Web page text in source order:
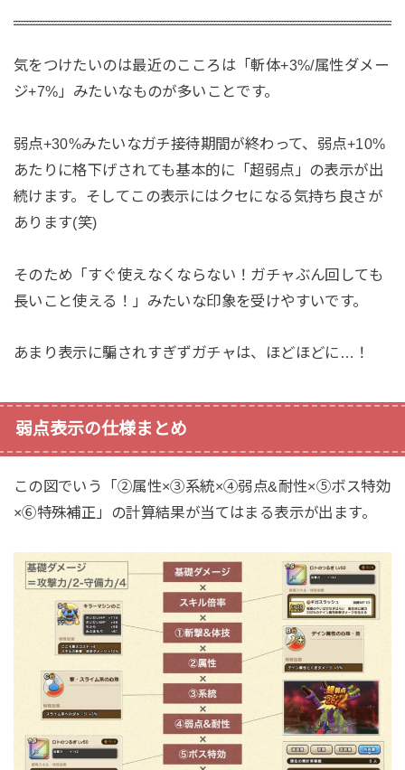
気をつけたいのは最近のこころは「斬体+3%/属性ダメー
ジ+7%」みたいなものが多いことです。
弱点+30%みたいなガチ接待期間が終わって、弱点+10%
あたりに格下げされても基本的に「超弱点」の表示が出
続けます。そしてこの表示にはクセになる気持ち良さが
あります(笑)
そのため「すぐ使えなくならない！ガチャぶん回しても
長いこと使える！」みたいな印象を受けやすいです。
あまり表示に騙されすぎずガチャは、ほどほどに…！
弱点表示の仕様まとめ
この図でいう「②属性×③系統×④弱点&耐性×⑤ボス特効
×⑥特殊補正」の計算結果が当てはまる表示が出ます。